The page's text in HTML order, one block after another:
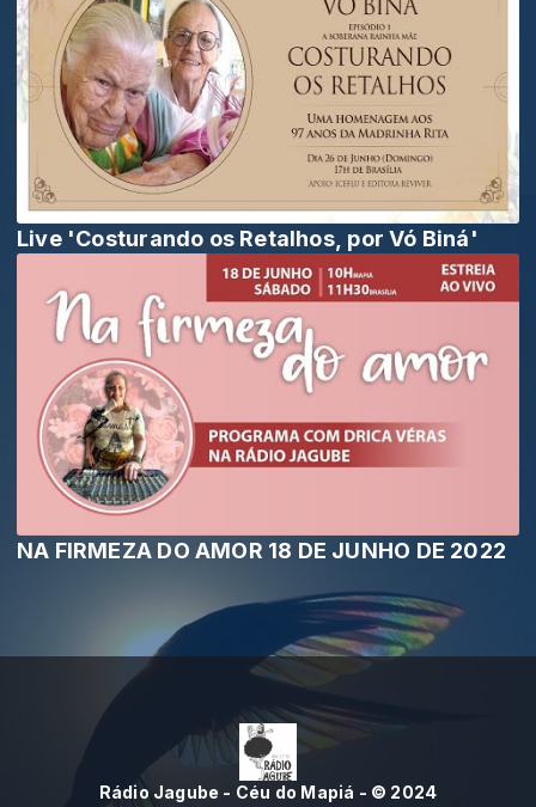
Live 'Costurando os Retalhos, por Vó Biná'
NA FIRMEZA DO AMOR 18 DE JUNHO DE 2022
Rádio Jagube - Céu do Mapiá - © 2024